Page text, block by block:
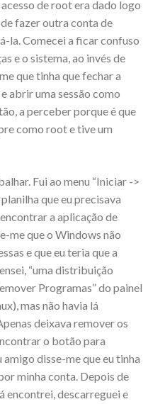
de root era dado logo
fazer outra conta de
la. Comecei a ficar confuso
e o sistema, ao invés de
que tinha que fechar a
abrir uma sessão como
a perceber porque é que
como root e tive um
Fui ao menu “Iniciar ->
que eu precisava
a aplicação de
me que o Windows não
e que eu teria que a
“uma distribuição
Programas” do painel
mas não havia lá
deixava remover os
o botão para
disse-me que eu tinha
minha conta. Depois de
encontrei, descarreguei e